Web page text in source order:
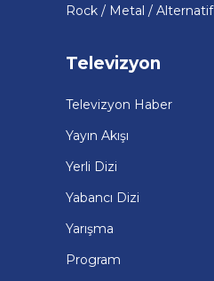
Rock / Metal / Alternatif
Televizyon
Televizyon Haber
Yayın Akışı
Yerli Dizi
Yabancı Dizi
Yarışma
Program